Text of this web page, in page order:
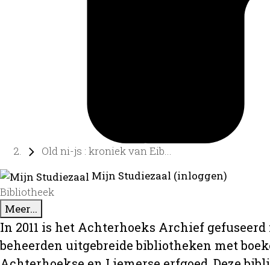
Old ni-js : kroniek van Eib...
Mijn Studiezaal (inloggen)
Bibliotheek
Meer...
In 2011 is het Achterhoeks Archief
beheerden uitgebreide bibliotheken met